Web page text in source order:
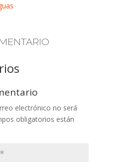
electrónico no será
obligatorios están